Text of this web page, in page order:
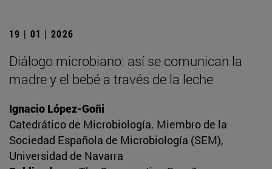
19 | 01 | 2026
Diálogo microbiano: así se comunican la
madre y el bebé a través de la leche
Ignacio López-Goñi
Catedrático de Microbiología. Miembro de la
Sociedad Española de Microbiología (SEM),
Universidad de Navarra